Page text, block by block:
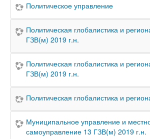
Политическое управление
Политическая глобалистика и
ГЗВ(м) 2019 г.н.
Политическая глобалистика и
ГЗВ(м) 2019 г.н.
Политическая глобалистика и
Муниципальное управление и
самоуправление 13 ГЗВ(м) 2019 г.н.